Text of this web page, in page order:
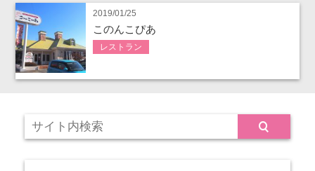
2019/01/25
このんこぴあ
レストラン